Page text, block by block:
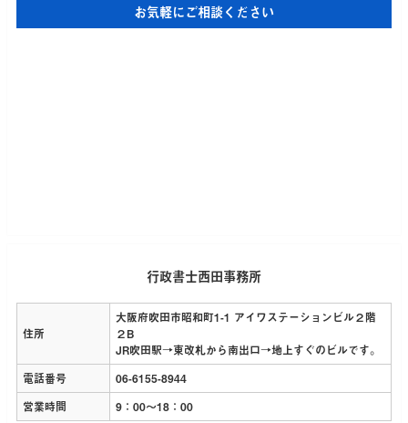
お気軽にご相談ください
行政書士西田事務所
住所
大阪府吹田市昭和町1-1 アイワステーションビル２階
２B
JR吹田駅→東改札から南出口→地上すぐのビルです。
電話番号
06-6155-8944
営業時間
9：00～18：00